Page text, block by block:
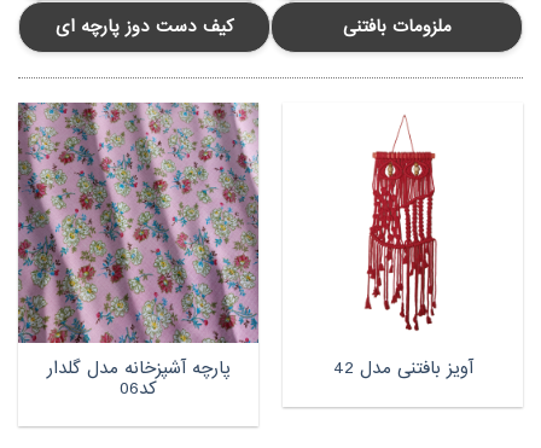
کیف دست دوز پارچه ای
ملزومات بافتنی
آویز بافتنی مدل 42 پارچه آشپزخانه مدل گلدار
کد06